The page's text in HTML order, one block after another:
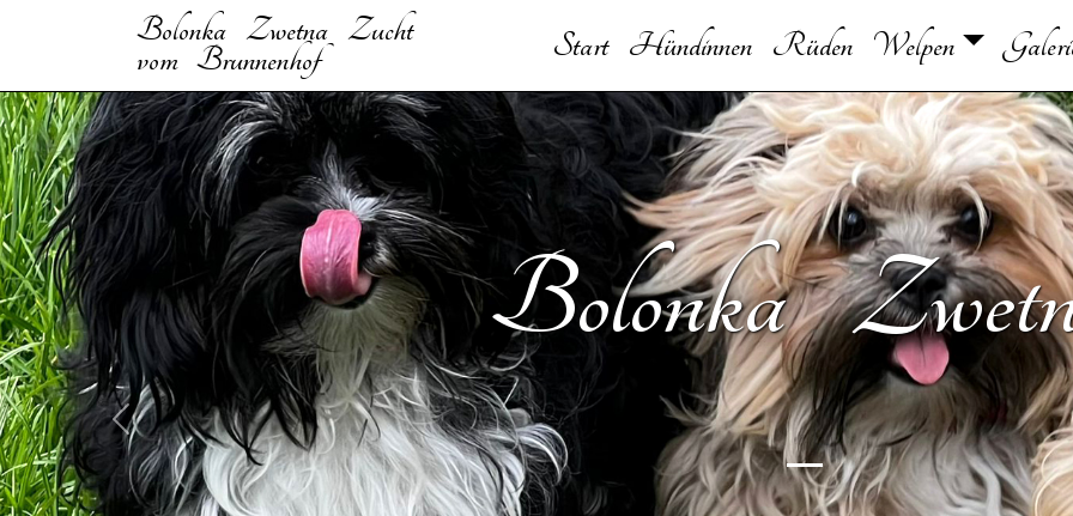
Bolonka Zwetna Zucht
vom Brunnenhof
Start Hündinnen Rüden Welpen
Bolonka
Previous